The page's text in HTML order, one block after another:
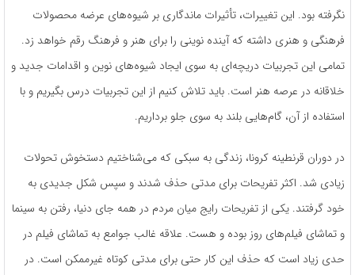
نگرفته بود. این تغییرات، تأثیرات ماندگاری بر شیوه‌های عرضه محصولات
فرهنگی و هنری داشته که آینده نوینی را برای هنر و فرهنگ رقم خواهد زد.
تمامی این تجربیات دریچه‌ای به‌ سوی ایجاد شیوه‌های نوین و اقدامات جدید و
خلاقانه در عرصه هنر است. باید تلاش کنیم از این تجربیات درس بگیریم و با
استفاده از آن، گام‌هایی بلند به ‌سوی جلو برداریم.
در دوران قرنطینه کرونا، زندگی به سبکی که می‌شناختیم دستخوش تحولات
زیادی شد. اکثر تفریحات برای مدتی حذف شدند و سپس شکل جدیدی به
خود گرفتند. یکی از تفریحات رایج میان مردم در همه جای دنیا، رفتن به سینما
و تماشای فیلم‌های روز بوده و هست. علاقه غالب جوامع به تماشای فیلم در
حدی زیاد است که حذف این کار حتی برای مدتی کوتاه غیرممکن است. در